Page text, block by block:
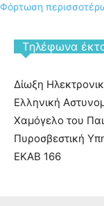
Φόρτωση
Tηλέφωνα
Δίωξη
Ελληνική
Χαμόγελο του
Πυροσβεστική
ΕΚΑΒ 166